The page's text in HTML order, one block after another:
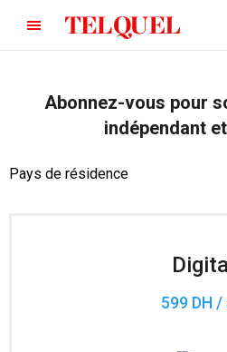
Abonnez-vous pour
indépendant
Pays de résidence
599 DH /